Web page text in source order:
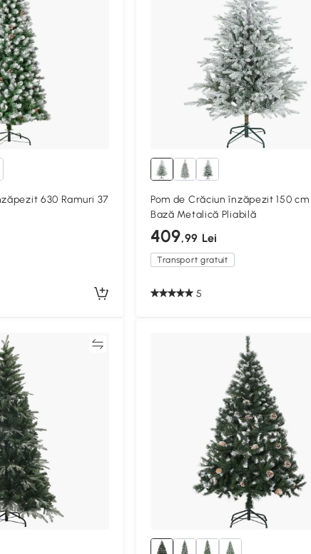
630 Ramuri 37
Pom de Crăciun înzăpezit 150 cm
Bază Metalică Pliabilă
409,99 Lei
Transport gratuit
5